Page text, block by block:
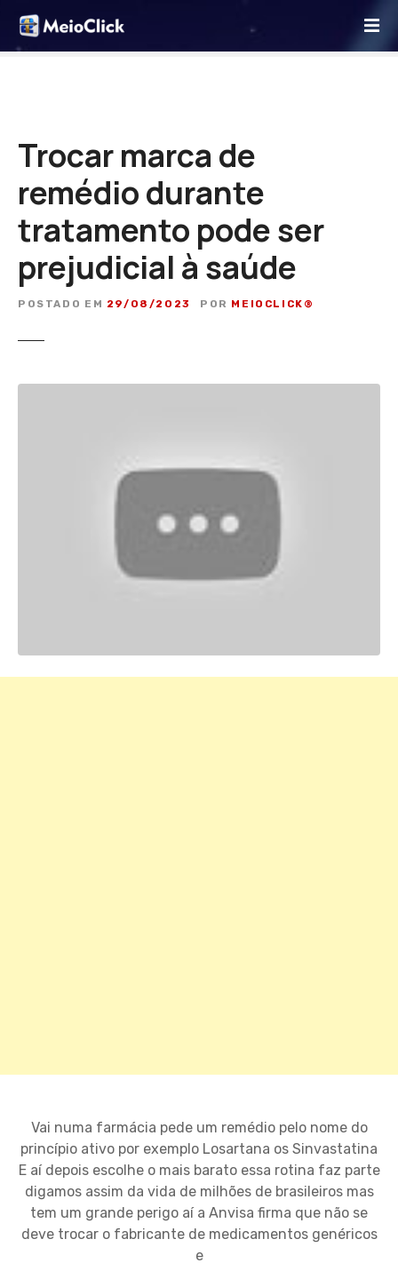
p
Trocar marca de
remédio durante
tratamento pode ser
prejudicial à saúde
POSTADO EM 29/08/2023 POR MEIOCLICK®
Vai numa farmácia pede um remédio pelo nome do
princípio ativo por exemplo Losartana os Sinvastatina
E aí depois escolhe o mais barato essa rotina faz parte
digamos assim da vida de milhões de brasileiros mas
tem um grande perigo aí a Anvisa firma que não se
deve trocar o fabricante de medicamentos genéricos
e